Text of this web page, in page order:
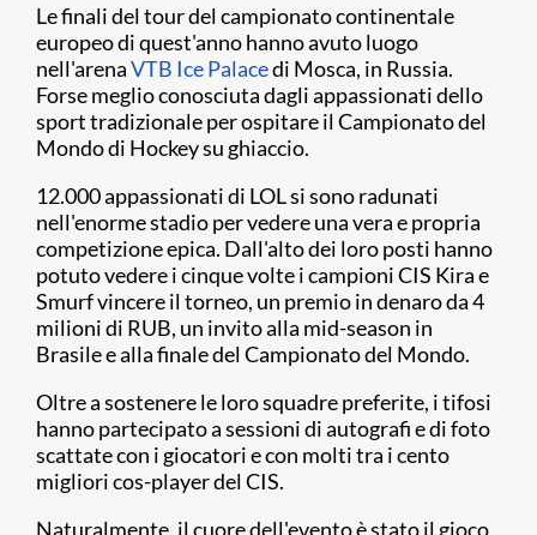
Le finali del tour del campionato continentale
europeo di quest'anno hanno avuto luogo
nell'arenaVTB Ice Palacedi Mosca, in Russia.
Forse meglio conosciuta dagli appassionati dello
sport tradizionale per ospitare il Campionato del
Mondo di Hockey su ghiaccio.
12.000 appassionati di LOL si sono radunati
nell'enorme stadio per vedere una vera e propria
competizione epica. Dall'alto dei loro posti hanno
potuto vedere i cinque volte i campioni CIS Kira e
Smurf vincere il torneo, un premio in denaro da 4
milioni di RUB, un invito alla mid-season in
Brasile e alla finale del Campionato del Mondo.
Oltre a sostenere le loro squadre preferite, i tifosi
hanno partecipato a sessioni di autografi e di foto
scattate con i giocatori e con molti tra i cento
migliori cos-player del CIS.
Naturalmente, il cuore dell'evento è stato il gioco